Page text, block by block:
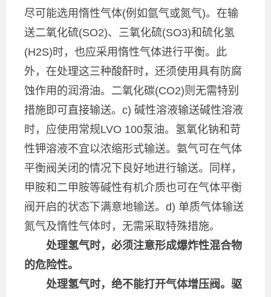
尽可能选用惰性气体(例如氩气或氮气)。在输
送二氧化硫(SO2)、三氧化硫(SO3)和硫化氢
(H2S)时，也应采用惰性气体进行平衡。此
外，在处理这三种酸酐时，还须使用具有防腐
蚀作用的润滑油。二氧化碳(CO2)则无需特别
措施即可直接输送。c) 碱性溶液输送碱性溶液
时，应使用常规LVO 100泵油。氢氧化钠和苛
性钾溶液不宜以浓缩形式输送。氨气可在气体
平衡阀关闭的情况下良好地进行输送。同样，
甲胺和二甲胺等碱性有机介质也可在气体平衡
阀开启的状态下满意地输送。d) 单质气体输送
氮气及惰性气体时，无需采取特殊措施。
处理氢气时，必须注意形成爆炸性混合物
的危险性。
处理氢气时，绝不能打开气体增压阀。驱